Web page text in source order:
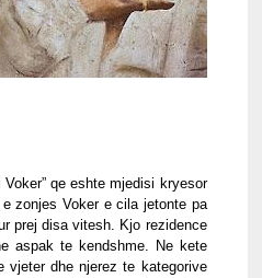
Voker” qe eshte mjedisi kryesor
zonjes Voker e cila jetonte pa
prej disa vitesh. Kjo rezidence
aspak te kendshme. Ne kete
vjeter dhe njerez te kategorive